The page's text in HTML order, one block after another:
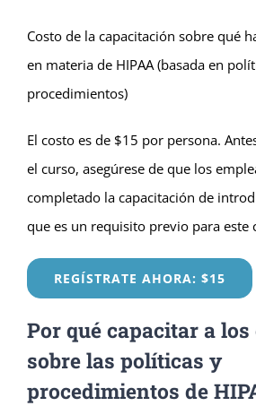
Costo de la capacitación sobre qué
en materia de HIPAA (basada en
procedimientos)
El costo es de $15 por persona.
el curso, asegúrese de que los
completado la capacitación de
que es un requisito previo para este
REGÍSTRATE AHORA: $15
Por qué capacitar a los
sobre las políticas y
procedimientos de